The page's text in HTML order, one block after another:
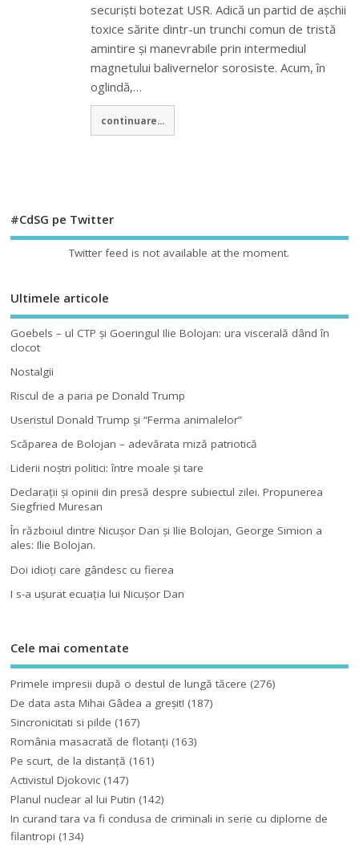
securiști botezat USR. Adică un partid de așchii
toxice sărite dintr-un trunchi comun de tristă
amintire și manevrabile prin intermediul
magnetului balivernelor sorosiste. Acum, în
oglindă,…
continuare...
#CdSG pe Twitter
Twitter feed is not available at the moment.
Ultimele articole
Goebels – ul CTP şi Goeringul Ilie Bolojan: ura viscerală dând în
clocot
Nostalgii
Riscul de a paria pe Donald Trump
Useristul Donald Trump şi “Ferma animalelor”
Scăparea de Bolojan – adevărata miză patriotică
Liderii noştri politici: între moale şi tare
Declaraţii şi opinii din presă despre subiectul zilei. Propunerea
Siegfried Muresan
În războiul dintre Nicuşor Dan şi Ilie Bolojan, George Simion a
ales: Ilie Bolojan.
Doi idioţi care gândesc cu fierea
I s-a uşurat ecuaţia lui Nicuşor Dan
Cele mai comentate
Primele impresii după o destul de lungă tăcere (276)
De data asta Mihai Gâdea a greşit! (187)
Sincronicitati si pilde (167)
România masacrată de flotanţi (163)
Pe scurt, de la distanță (161)
Activistul Djokovic (147)
Planul nuclear al lui Putin (142)
In curand tara va fi condusa de criminali in serie cu diplome de
filantropi (134)